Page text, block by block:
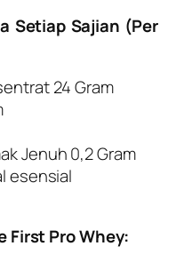
Setiap Sajian (Per
24 Gram
Jenuh 0,2 Gram
esensial
First Pro Whey: